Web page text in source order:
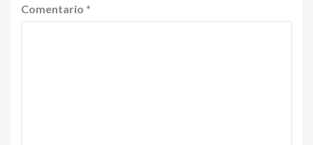
Comentario *